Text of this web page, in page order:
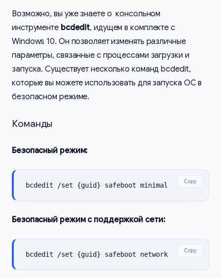
Возможно, вы уже знаете о консольном
инструменте bcdedit, идущем в комплекте с
Windows 10. Он позволяет изменять различные
параметры, связанные с процессами загрузки и
запуска. Существует несколько команд bcdedit,
которые вы можете использовать для запуска ОС в
безопасном режиме.
Команды
Безопасный режим:
Copy
Безопасный режим с поддержкой сети:
Copy